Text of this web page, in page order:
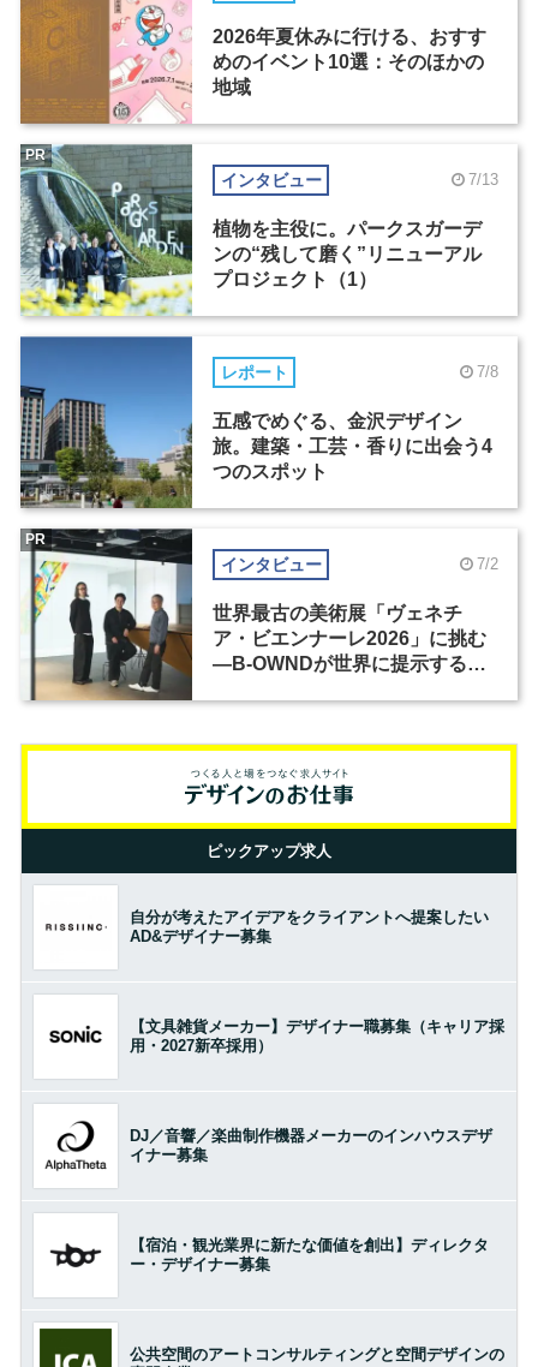
2026年夏休みに行ける、おすす
めのイベント10選：そのほかの
地域
インタビュー 7/13
植物を主役に。パークスガーデ
ンの“残して磨く”リニューアル
プロジェクト（1）
PR
レポート 7/8
五感でめぐる、金沢デザイン
旅。建築・工芸・香りに出会う4
つのスポット
インタビュー 7/2
世界最古の美術展「ヴェネチ
ア・ビエンナーレ2026」に挑む
―B-OWNDが世界に提示する美
PR
ピックアップ求人
自分が考えたアイデアをクライアントへ提案したい
AD&デザイナー募集
【文具雑貨メーカー】デザイナー職募集（キャリア採
用・2027新卒採用）
DJ／音響／楽曲制作機器メーカーのインハウスデザ
イナー募集
【宿泊・観光業界に新たな価値を創出】ディレクタ
ー・デザイナー募集
公共空間のアートコンサルティングと空間デザインの